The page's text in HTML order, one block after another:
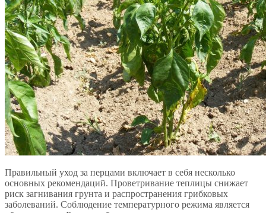
Правильный уход за перцами включает в себя несколько
основных рекомендаций. Проветривание теплицы снижает
риск загнивания грунта и распространения грибковых
заболеваний. Соблюдение температурного режима является